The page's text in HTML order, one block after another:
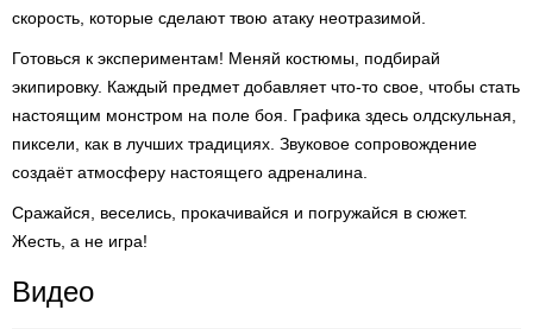
скорость, которые сделают твою атаку неотразимой.
Готовься к экспериментам! Меняй костюмы, подбирай
экипировку. Каждый предмет добавляет что-то свое, чтобы стать
настоящим монстром на поле боя. Графика здесь олдскульная,
пиксели, как в лучших традициях. Звуковое сопровождение
создаёт атмосферу настоящего адреналина.
Сражайся, веселись, прокачивайся и погружайся в сюжет.
Жесть, а не игра!
Видео